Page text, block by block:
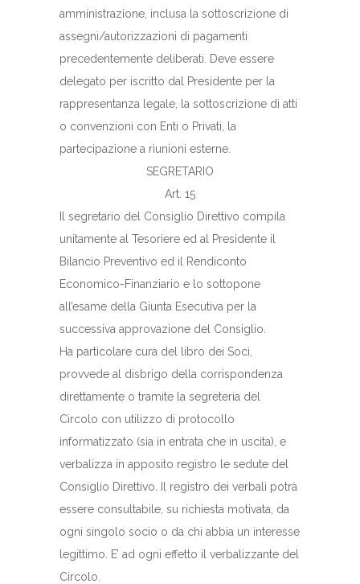
amministrazione, inclusa la sottoscrizione di
assegni/autorizzazioni di pagamenti
precedentemente deliberati. Deve essere
delegato per iscritto dal Presidente per la
rappresentanza legale, la sottoscrizione di atti
o convenzioni con Enti o Privati, la
partecipazione a riunioni esterne.
SEGRETARIO
Art. 15
Il segretario del Consiglio Direttivo compila
unitamente al Tesoriere ed al Presidente il
Bilancio Preventivo ed il Rendiconto
Economico-Finanziario e lo sottopone
all’esame della Giunta Esecutiva per la
successiva approvazione del Consiglio.
Ha particolare cura del libro dei Soci,
provvede al disbrigo della corrispondenza
direttamente o tramite la segreteria del
Circolo con utilizzo di protocollo
informatizzato (sia in entrata che in uscita), e
verbalizza in apposito registro le sedute del
Consiglio Direttivo. Il registro dei verbali potrà
essere consultabile, su richiesta motivata, da
ogni singolo socio o da chi abbia un interesse
legittimo. E’ ad ogni effetto il verbalizzante del
Circolo.